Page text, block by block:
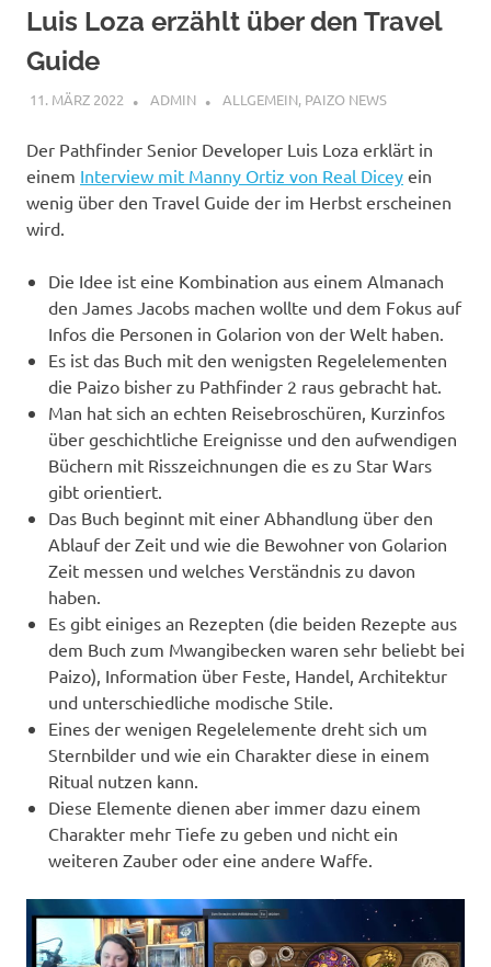
Luis Loza erzählt über den Travel
Guide
11. MÄRZ 2022 ADMIN ALLGEMEIN, PAIZO NEWS
Der Pathfinder Senior Developer Luis Loza erklärt in
einem Interview mit Manny Ortiz von Real Dicey ein
wenig über den Travel Guide der im Herbst erscheinen
wird.
Die Idee ist eine Kombination aus einem Almanach
den James Jacobs machen wollte und dem Fokus auf
Infos die Personen in Golarion von der Welt haben.
Es ist das Buch mit den wenigsten Regelelementen
die Paizo bisher zu Pathfinder 2 raus gebracht hat.
Man hat sich an echten Reisebroschüren, Kurzinfos
über geschichtliche Ereignisse und den aufwendigen
Büchern mit Risszeichnungen die es zu Star Wars
gibt orientiert.
Das Buch beginnt mit einer Abhandlung über den
Ablauf der Zeit und wie die Bewohner von Golarion
Zeit messen und welches Verständnis zu davon
haben.
Es gibt einiges an Rezepten (die beiden Rezepte aus
dem Buch zum Mwangibecken waren sehr beliebt bei
Paizo), Information über Feste, Handel, Architektur
und unterschiedliche modische Stile.
Eines der wenigen Regelelemente dreht sich um
Sternbilder und wie ein Charakter diese in einem
Ritual nutzen kann.
Diese Elemente dienen aber immer dazu einem
Charakter mehr Tiefe zu geben und nicht ein
weiteren Zauber oder eine andere Waffe.